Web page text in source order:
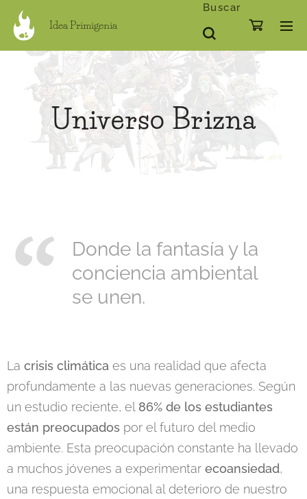
Idea Primigenia
Buscar
Universo Brizna
Donde la fantasía y la
conciencia ambiental
se unen.
La crisis climática es una realidad que afecta
profundamente a las nuevas generaciones. Según
un estudio reciente, el 86% de los estudiantes
están preocupados por el futuro del medio
ambiente. Esta preocupación constante ha llevado
a muchos jóvenes a experimentar ecoansiedad,
una respuesta emocional al deterioro de nuestro